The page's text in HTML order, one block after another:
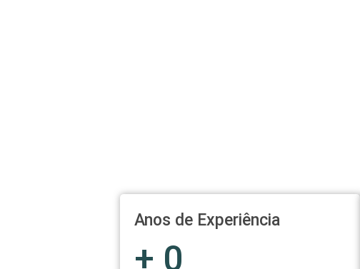
Anos de Experiência
+ 0